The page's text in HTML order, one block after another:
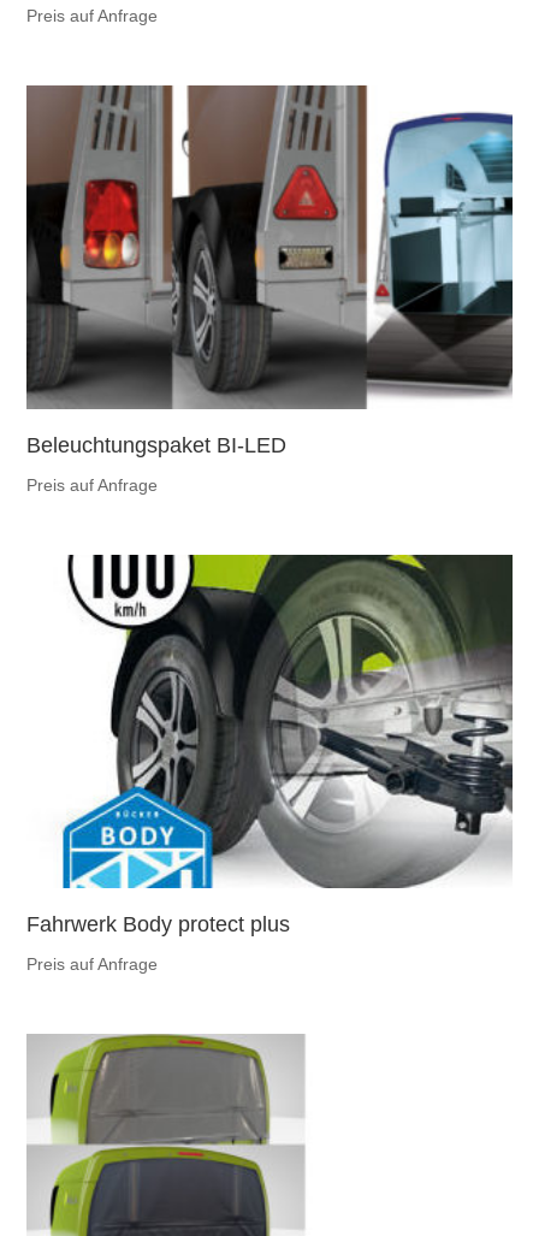
Preis auf Anfrage
Beleuchtungspaket BI-LED
Preis auf Anfrage
Fahrwerk Body protect plus
Preis auf Anfrage